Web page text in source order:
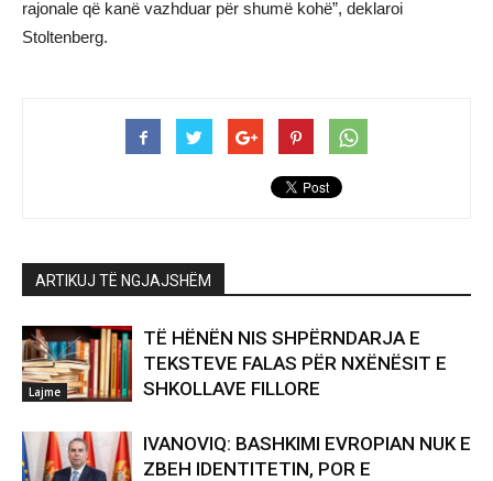
rajonale që kanë vazhduar për shumë kohë”, deklaroi
Stoltenberg.
ARTIKUJ TË NGJAJSHËM
Lajme
TË HËNËN NIS SHPËRNDARJA E
TEKSTEVE FALAS PËR NXËNËSIT E
SHKOLLAVE FILLORE
IVANOVIQ: BASHKIMI EVROPIAN NUK E
ZBEH IDENTITETIN, POR E